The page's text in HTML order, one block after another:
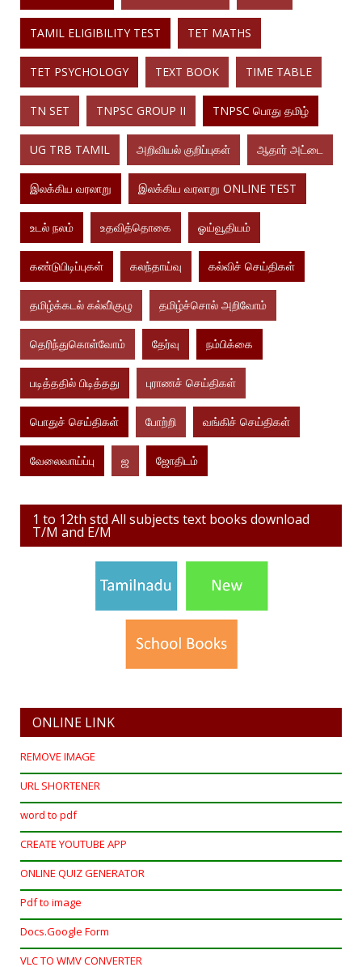
TAMIL ELIGIBILITY TEST TET MATHS
TET PSYCHOLOGY TEXT BOOK TIME TABLE
TN SET TNPSC GROUP II TNPSC பொது தமிழ்
UG TRB TAMIL அறிவியல் குறிப்புகள் ஆதார் அட்டை
இலக்கிய வரலாறு இலக்கிய வரலாறு ONLINE TEST
உடல் நலம் உதவித்தொகை ஓய்வூதியம்
கண்டுபிடிப்புகள் கலந்தாய்வு கல்விச் செய்திகள்
தமிழ்க்கடல் கல்வி்குழு தமிழ்ச்சொல் அறிவோம்
தெரிந்துகொள்வோம் தேர்வு நம்பிக்கை
படித்ததில் பிடித்தது புராணச் செய்திகள்
பொதுச் செய்திகள் போற்றி வங்கிச் செய்திகள்
வேலைவாய்ப்பு ஜ ஜோதிடம்
1 to 12th std All subjects text books download
T/M and E/M
ONLINE LINK
REMOVE IMAGE
URL SHORTENER
word to pdf
CREATE YOUTUBE APP
ONLINE QUIZ GENERATOR
Pdf to image
Docs.Google Form
VLC TO WMV CONVERTER